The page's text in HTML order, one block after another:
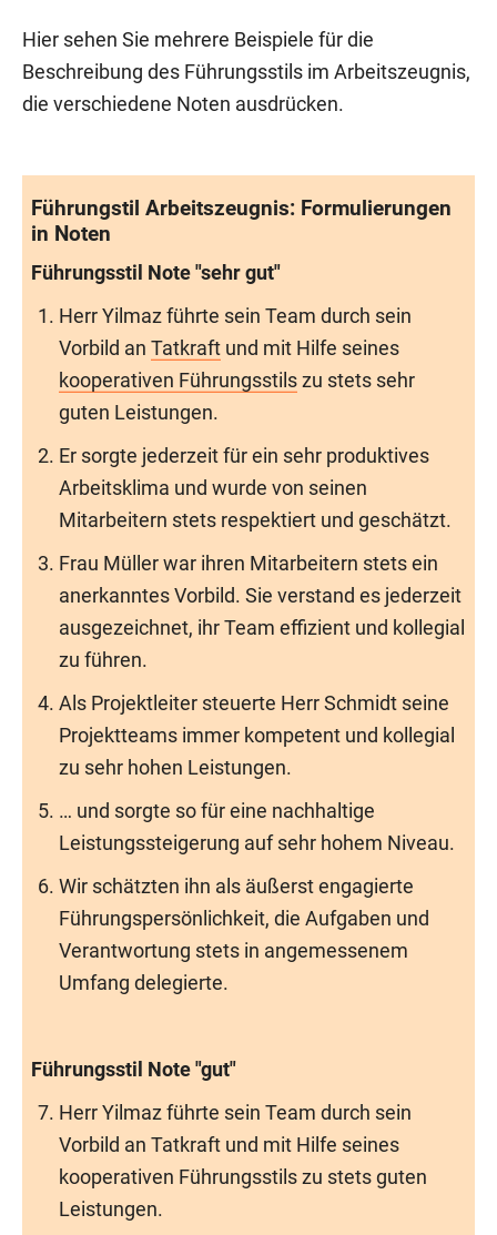
Hier sehen Sie mehrere Beispiele für die
Beschreibung des Führungsstils im Arbeitszeugnis,
die verschiedene Noten ausdrücken.
Führungstil Arbeitszeugnis: Formulierungen
in Noten
Führungsstil Note "sehr gut"
Herr Yilmaz führte sein Team durch sein
Vorbild an Tatkraft und mit Hilfe seines
kooperativen Führungsstils zu stets sehr
guten Leistungen.
Er sorgte jederzeit für ein sehr produktives
Arbeitsklima und wurde von seinen
Mitarbeitern stets respektiert und geschätzt.
Frau Müller war ihren Mitarbeitern stets ein
anerkanntes Vorbild. Sie verstand es jederzeit
ausgezeichnet, ihr Team effizient und kollegial
zu führen.
Als Projektleiter steuerte Herr Schmidt seine
Projektteams immer kompetent und kollegial
zu sehr hohen Leistungen.
… und sorgte so für eine nachhaltige
Leistungssteigerung auf sehr hohem Niveau.
Wir schätzten ihn als äußerst engagierte
Führungspersönlichkeit, die Aufgaben und
Verantwortung stets in angemessenem
Umfang delegierte.
Führungsstil Note "gut"
Herr Yilmaz führte sein Team durch sein
Vorbild an Tatkraft und mit Hilfe seines
kooperativen Führungsstils zu stets guten
Leistungen.